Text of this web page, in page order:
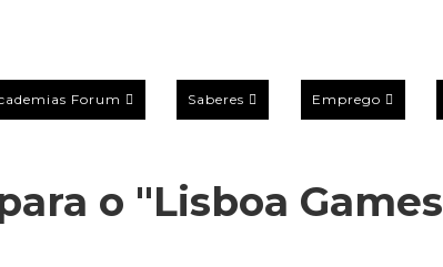
Forum Saberes Emprego
o "Lisboa Games